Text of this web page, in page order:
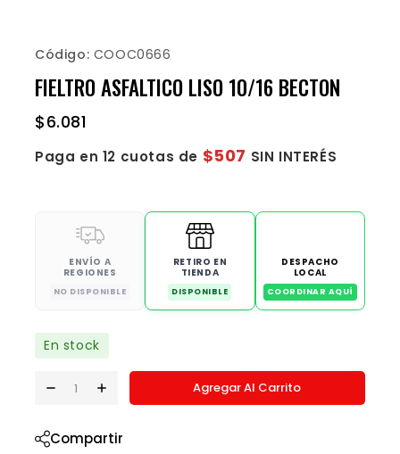
Código: COOC0666
FIELTRO ASFALTICO LISO 10/16 BECTON
$6.081
Paga en 12 cuotas de $507 SIN INTERÉS
ENVÍO A
REGIONES
NO DISPONIBLE
RETIRO EN
TIENDA
DISPONIBLE
DESPACHO
LOCAL
COORDINAR AQUÍ
En stock
Agregar Al Carrito
Compartir